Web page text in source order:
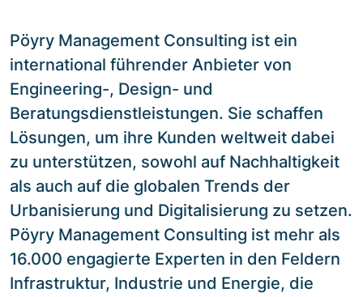
Pöyry Management Consulting ist ein
international führender Anbieter von
Engineering-, Design- und
Beratungsdienstleistungen. Sie schaffen
Lösungen, um ihre Kunden weltweit dabei
zu unterstützen, sowohl auf Nachhaltigkeit
als auch auf die globalen Trends der
Urbanisierung und Digitalisierung zu setzen.
Pöyry Management Consulting ist mehr als
16.000 engagierte Experten in den Feldern
Infrastruktur, Industrie und Energie, die